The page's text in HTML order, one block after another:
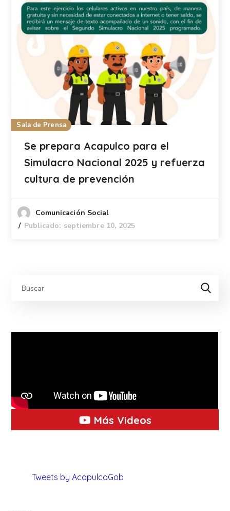
Sala de Prensa
Se prepara Acapulco para el
Simulacro Nacional 2025 y refuerza
cultura de prevención
Comunicación Social
Publicado: septiembre 10, 2025
Más Videos
Tweets by AcapulcoGob